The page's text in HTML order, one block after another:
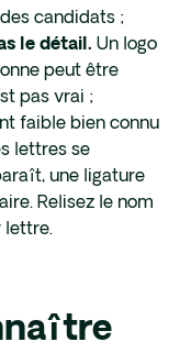
candidats ;
le détail. Un logo
peut être
pas vrai ;
faible bien connu
lettres se
une ligature
Relisez le nom
lettre.